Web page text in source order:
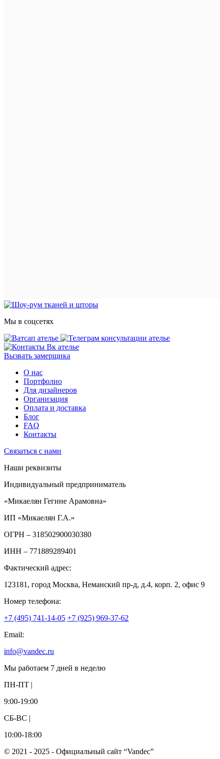
Мы в соцсетях
Вызвать замерщика
О нас
Портфолио
Для дизайнеров
Организация
Оплата и доставка
Блог
FAQ
Контакты
Связаться с нами
Наши реквизиты
Индивидуальный предприниматель
«Микаелян Гегине Арамовна»
ИП «Микаелян Г.А.»
ОГРН – 318502900030380
ИНН – 771889289401
Фактический адрес:
123181, город Москва, Неманский пр-д, д.4, корп. 2, офис 9
Номер телефона:
+7 (495) 741-14-05 +7 (925) 969-37-62
Email:
info@vandec.ru
Мы работаем 7 дней в неделю
ПН-ПТ |
9:00-19:00
СБ-ВС |
10:00-18:00
© 2021 - 2025 - Официальный сайт “Vandec”